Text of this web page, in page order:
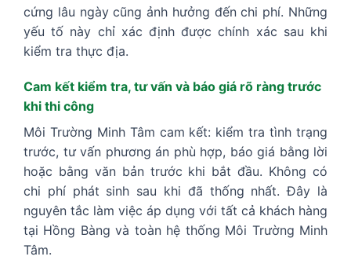
cứng lâu ngày cũng ảnh hưởng đến chi phí. Những
yếu tố này chỉ xác định được chính xác sau khi
kiểm tra thực địa.
Cam kết kiểm tra, tư vấn và báo giá rõ ràng trước
khi thi công
Môi Trường Minh Tâm cam kết: kiểm tra tình trạng
trước, tư vấn phương án phù hợp, báo giá bằng lời
hoặc bằng văn bản trước khi bắt đầu. Không có
chi phí phát sinh sau khi đã thống nhất. Đây là
nguyên tắc làm việc áp dụng với tất cả khách hàng
tại Hồng Bàng và toàn hệ thống Môi Trường Minh
Tâm.